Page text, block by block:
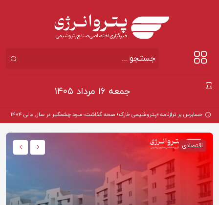
جمعه ۱۶ مرداد ۱۴۰۵
حسابرس بر ترازنامه «پتروشیمی خارک» صحه گذاشت؛ سود چشمگیر در سال مالی ۱۴۰۴
اقتصادی